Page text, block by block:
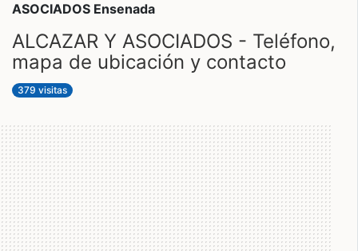
ASOCIADOS Ensenada
ALCAZAR Y ASOCIADOS - Teléfono,
mapa de ubicación y contacto
379 visitas